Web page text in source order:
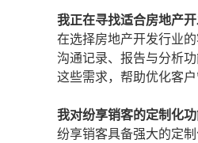
我正在寻找适合房地产
在选择房地产开发行业
沟通记录、报告与分析
这些需求，帮助优化客户
我对纷享销客的定制化
纷享销客具备强大的定